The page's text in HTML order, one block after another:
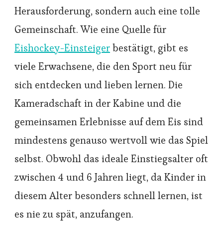
Herausforderung, sondern auch eine tolle
Gemeinschaft. Wie eine Quelle für
Eishockey-Einsteigerbestätigt, gibt es
viele Erwachsene, die den Sport neu für
sich entdecken und lieben lernen. Die
Kameradschaft in der Kabine und die
gemeinsamen Erlebnisse auf dem Eis sind
mindestens genauso wertvoll wie das Spiel
selbst. Obwohl das ideale Einstiegsalter oft
zwischen 4 und 6 Jahren liegt, da Kinder in
diesem Alter besonders schnell lernen, ist
es nie zu spät, anzufangen.